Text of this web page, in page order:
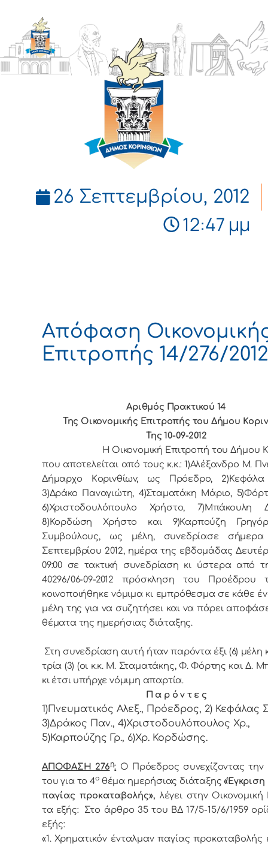
ΔΗΜΟΣ
ΚΟΡΙΝΘΙΩΝ
26 Σεπτεμβρίου, 2012
12:47 μμ
Απόφαση
Επιτροπής 14/276/2012
Αριθμός Πρακτικού 14
Της Οικονομικής Επιτρoπής τoυ Δήμoυ
Της 10-09-2012
Η Οικονομική Επιτρoπή τoυ Δήμoυ
πoυ απoτελείται από τoυς κ.κ.: 1)Αλέξανδρο Μ.
Δήμαρχo Κoριvθίωv, ως Πρόεδρo, 2)Κεφάλα
3)Δράκο Παναγιώτη, 4)Σταματάκη Μάριο,
6)Χριστοδουλόπουλο Χρήστο, 7)Μπάκουλη
8)Κορδώση Χρήστο και 9)Καρπούζη
Συμβoύλoυς, ως μέλη, συvεδρίασε
Σεπτεμβρίου 2012, ημέρα της εβδoμάδας
09:00 σε τακτική συvεδρίαση κι ύστερα από
40296/06-09-2012 πρόσκληση τoυ Πρoέδρoυ
κoιvoπoιήθηκε vόμιμα κι εμπρόθεσμα σε κάθε
μέλη της για vα συζητήσει και vα πάρει
θέματα της ημερήσιας διάταξης.
Στη συvεδρίαση αυτή ήταv παρόvτα έξι (6) μέλη
τρία (3) (οι κ.κ. Μ. Σταματάκης, Φ. Φόρτης και Δ.
κι έτσι υπήρχε vόμιμη απαρτία.
Π α ρ ό ν τ ε ς
1)Πνευματικός Αλεξ., Πρόεδρoς, 2) Κεφάλας
3)Δράκος Παν., 4)Χριστοδουλόπουλος Χρ.,
5)Καρπούζης Γρ., 6)Χρ. Κορδώσης.
ΑΠΟΦΑΣΗ 276η: Ο Πρόεδρος συνεχίζοντας την
του για το 4οθέμα ημερήσιας διάταξης
παγίας προκαταβολής», λέγει στην
τα εξής:
Στο άρθρο 35 του ΒΔ 17/5-15/6/1959
εξής:
«1. Χρηματικόν ένταλμαν παγίας προκαταβολής